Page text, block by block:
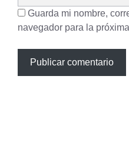
Guarda mi nombre,
navegador para la